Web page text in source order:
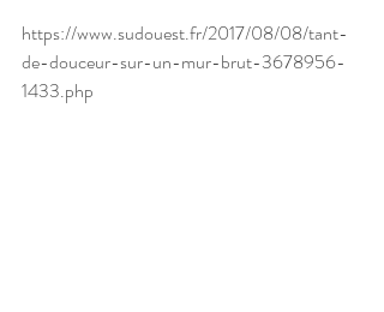
https://www.sudouest.fr/2017/08/08/tant-
de-douceur-sur-un-mur-brut-3678956-
1433.php